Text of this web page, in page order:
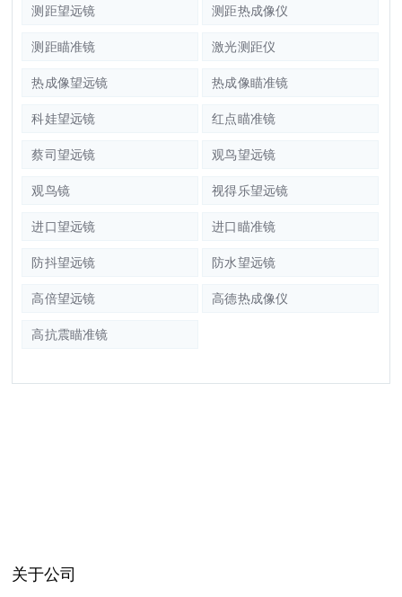
测距望远镜 测距热成像仪
测距瞄准镜 激光测距仪
热成像望远镜 热成像瞄准镜
科娃望远镜 红点瞄准镜
蔡司望远镜 观鸟望远镜
观鸟镜 视得乐望远镜
进口望远镜 进口瞄准镜
防抖望远镜 防水望远镜
高倍望远镜 高德热成像仪
高抗震瞄准镜
关于公司